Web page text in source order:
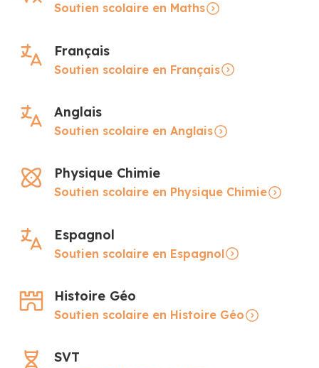
Soutien scolaire en Maths
Français
Soutien scolaire en Français
Anglais
Soutien scolaire en Anglais
Physique Chimie
Soutien scolaire en Physique Chimie
Espagnol
Soutien scolaire en Espagnol
Histoire Géo
Soutien scolaire en Histoire Géo
SVT